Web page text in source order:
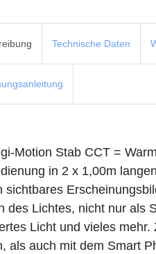
Technische Daten
Motion Stab CCT =
in 2 x 1,00m
sichtbares
des Lichtes, nicht nur als
Licht und vieles
als auch mit dem Smart